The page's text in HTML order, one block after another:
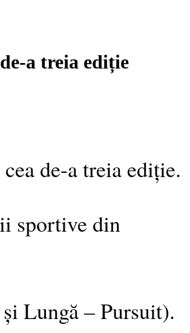
a treia ediție
de-a treia ediție.
sportive din
Lungă – Pursuit).